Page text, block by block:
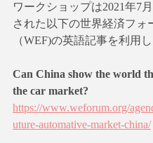
ワークショップは2021年7
された以下の世界経済フォ
（WEF)の英語記事を利用し
Can China show the world
the car market?
https://www.weforum.org/
uture-automative-market-china/